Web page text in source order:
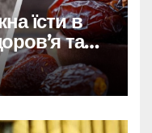
їсти в
та